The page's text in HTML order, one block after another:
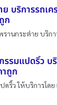
บริการรถเค
ก
านกระต่าย บริกา
รมแปดริ้ว บ
าถูก
ริ้ว ให้บริการโดย